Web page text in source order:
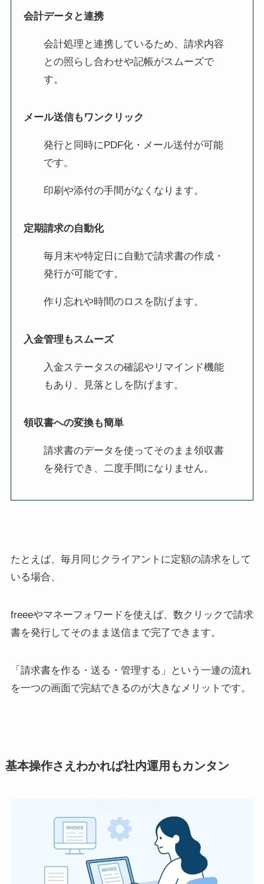
会計データと連携
会計処理と連携しているため、請求内容
との照らし合わせや記帳がスムーズで
す。
メール送信もワンクリック
発行と同時にPDF化・メール送付が可能
です。
印刷や添付の手間がなくなります。
定期請求の自動化
毎月末や特定日に自動で請求書の作成・
発行が可能です。
作り忘れや時間のロスを防げます。
入金管理もスムーズ
入金ステータスの確認やリマインド機能
もあり、見落としを防げます。
領収書への変換も簡単
請求書のデータを使ってそのまま領収書
を発行でき、二度手間になりません。
たとえば、毎月同じクライアントに定額の請求をして
いる場合、
freeeやマネーフォワードを使えば、数クリックで請求
書を発行してそのまま送信まで完了できます。
「請求書を作る・送る・管理する」という一連の流れ
を一つの画面で完結できるのが大きなメリットです。
基本操作さえわかれば社内運用もカンタン